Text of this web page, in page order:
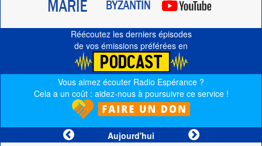
Réécoutez les derniers épisodes
de vos émissions préférées en
Vous aimez écouter Radio Espérance ?
Cela a un coût : aidez-nous à poursuivre ce service !
Aujourd'hui